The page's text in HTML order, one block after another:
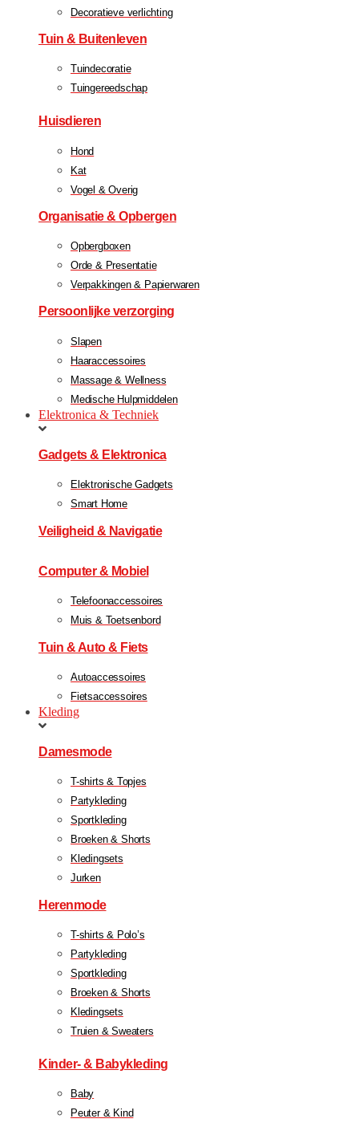
Decoratieve verlichting
Tuin & Buitenleven
Tuindecoratie
Tuingereedschap
Huisdieren
Hond
Kat
Vogel & Overig
Organisatie & Opbergen
Opbergboxen
Orde & Presentatie
Verpakkingen & Papierwaren
Persoonlijke verzorging
Slapen
Haaraccessoires
Massage & Wellness
Medische Hulpmiddelen
Elektronica & Techniek
Gadgets & Elektronica
Elektronische Gadgets
Smart Home
Veiligheid & Navigatie
Computer & Mobiel
Telefoonaccessoires
Muis & Toetsenbord
Tuin & Auto & Fiets
Autoaccessoires
Fietsaccessoires
Kleding
Damesmode
T-shirts & Topjes
Partykleding
Sportkleding
Broeken & Shorts
Kledingsets
Jurken
Herenmode
T-shirts & Polo’s
Partykleding
Sportkleding
Broeken & Shorts
Kledingsets
Truien & Sweaters
Kinder- & Babykleding
Baby
Peuter & Kind